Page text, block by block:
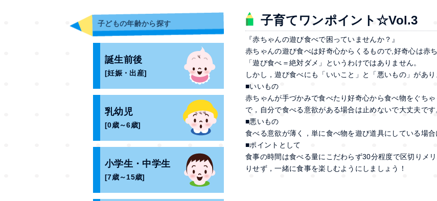
子どもの年齢から探す
誕生前後
[妊娠・出産]
乳幼児
[0歳～6歳]
小学生・中学生
[7歳～15歳]
子育てワンポイント☆Vol.3
『赤ちゃんの遊び食べで困っていませんか？』
赤ちゃんの遊び食べは好奇心からくるもので,好奇心は赤
「遊び食べ＝絶対ダメ」というわけではありません。
しかし，遊び食べにも「いいこと」と「悪いもの」があり
■いいもの
赤ちゃんが手づかみで食べたり好奇心から食べ物をぐち
で，自分で食べる意欲がある場合は止めないで大丈夫です
■悪いもの
食べる意欲が薄く，単に食べ物を遊び道具にしている場合
■ポイントとして
食事の時間は食べる量にこだわらず30分程度で区切りメ
りせず，一緒に食事を楽しむようにしましょう！